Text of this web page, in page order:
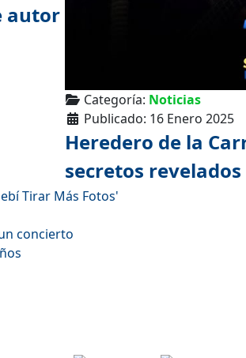
autor
Categoría: Noticias
Publicado: 16 Enero 2025
Heredero de la
secretos
Tirar Más Fotos'
concierto